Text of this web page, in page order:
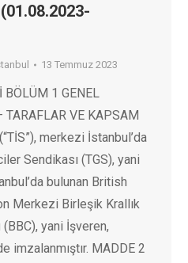
13 Temmuz 2023
BÖLÜM 1 GENEL
TARAFLAR VE KAPSAM
merkezi İstanbul’da
Sendikası (TGS), yani
bulunan British
Merkezi Birleşik Krallık
yani İşveren,
imzalanmıştır. MADDE 2